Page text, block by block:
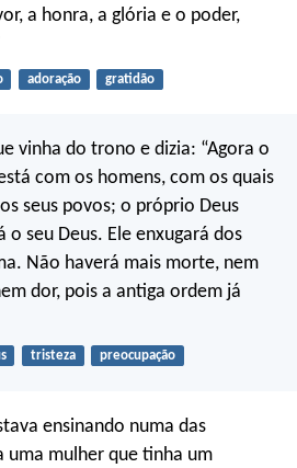
a honra, a glória e o poder,
adoração gratidão
vinha do trono e dizia: “Agora o
com os homens, com os quais
seus povos; o próprio Deus
o seu Deus. Ele enxugará dos
Não haverá mais morte, nem
dor, pois a antiga ordem já
tristeza preocupação
ensinando numa das
uma mulher que tinha um